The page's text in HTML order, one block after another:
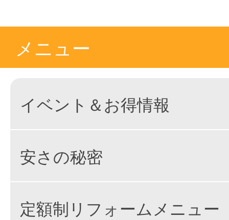
メニュー
イベント＆お得情報
安さの秘密
定額制リフォームメニュー